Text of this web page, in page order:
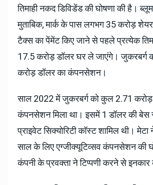
तिमाही नकद डिविडेंड की घोषणा की है।
मुताबिक, मार्क के पास लगभग 35 करोड़
टैक्स का पेंमेंट किए जाने से पहले प्रत्येक
17.5 करोड़ डॉलर घर ले जाएंगे। जुकरबर्ग
करोड़ डॉलर का कंपनसेशन।
साल 2022 में जुकरबर्ग को कुल 2.71
कंपनसेशन मिला था। इसमें 1 डॉलर की
प्राइवेट सिक्योरिटी कॉस्ट शामिल थी।
साल के लिए एग्जीक्यूटिव्सव कंपनसेशन की
कंपनी के प्रवक्ता ने टिप्पणी करने से इनकार